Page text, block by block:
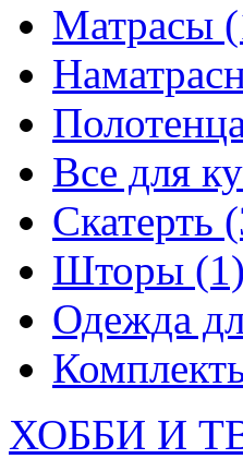
Матрасы
Все для
Скатерть
Шторы (1)
Одежда
ХОББИ И